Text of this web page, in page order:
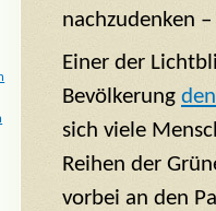
nachzudenken
Einer der
Bevölkerung
sich viele
Reihen der
vorbei an den